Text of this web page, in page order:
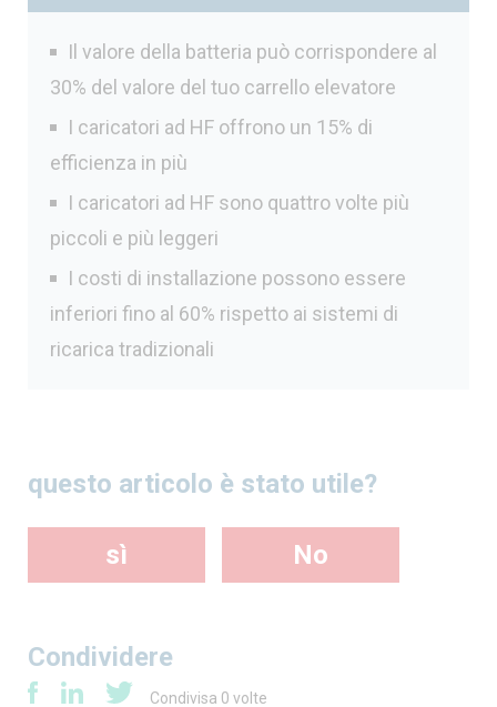
Il valore della batteria può corrispondere al
30% del valore del tuo carrello elevatore
I caricatori ad HF offrono un 15% di
efficienza in più
I caricatori ad HF sono quattro volte più
piccoli e più leggeri
I costi di installazione possono essere
inferiori fino al 60% rispetto ai sistemi di
ricarica tradizionali
questo articolo è stato utile?
sì No
Condividere
Condivisa 0 volte